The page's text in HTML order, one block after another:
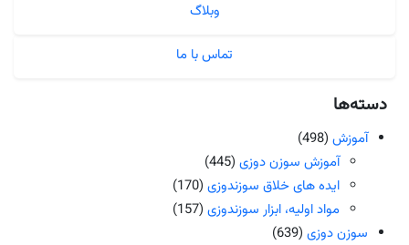
وبلاگ
تماس با ما
دسته‌ها
آموزش (498)
آموزش سوزن دوزی (445)
ایده های خلاق سوزندوزی (170)
مواد اولیه، ابزار سوزندوزی (157)
سوزن دوزی (639)